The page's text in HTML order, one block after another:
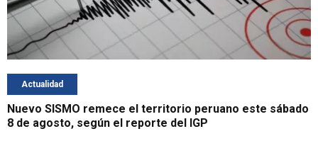
Actualidad
Nuevo SISMO remece el territorio peruano este sábado
8 de agosto, según el reporte del IGP